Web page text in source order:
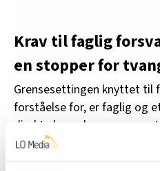
Krav til faglig
en stopper for
Grensesettingen knyttet til
forståelse for, er faglig og
direkte konsekvensene av
andre enn personen selv.
konsekvensinnsikten for